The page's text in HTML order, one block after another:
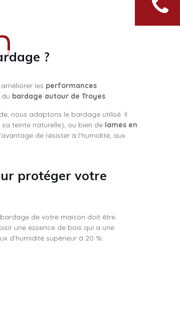
?
les performances
bardage autour de Troyes
nous adaptons le bardage utilisé. Il
teinte naturelle), ou bien de lames en
de résister à l’humidité, aux
protéger votre
de votre maison doit être
une essence de bois qui a une
d’humidité supérieur à 20 %.